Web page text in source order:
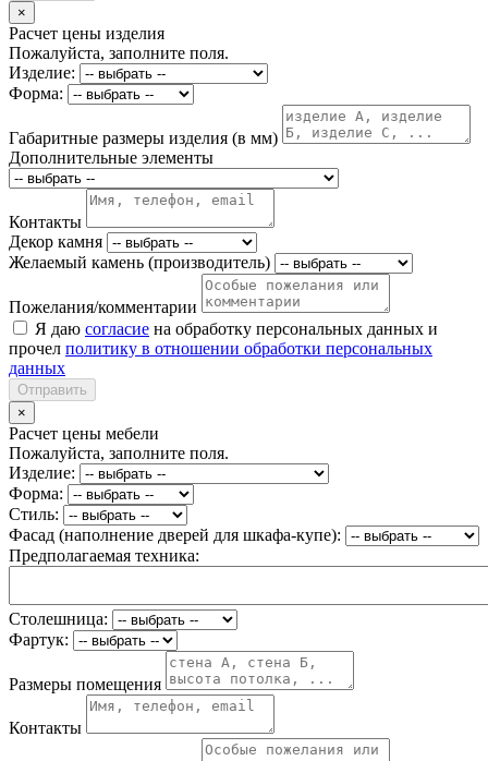
×
Расчет цены изделия
Пожалуйста, заполните поля.
Изделие:
Форма:
Габаритные размеры изделия (в мм)
Дополнительные элементы
Контакты
Декор камня
Желаемый камень (производитель)
Пожелания/комментарии
Я даю согласие на обработку персональных данных и
прочел политику в отношении обработки персональных
данных
Отправить
×
Расчет цены мебели
Пожалуйста, заполните поля.
Изделие:
Форма:
Стиль:
Фасад (наполнение дверей для шкафа-купе):
Предполагаемая техника:
Столешница:
Фартук:
Размеры помещения
Контакты